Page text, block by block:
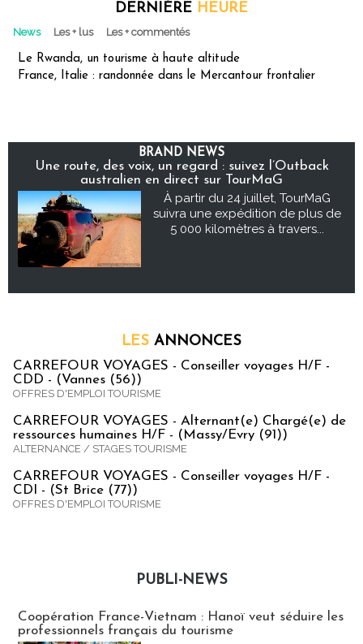
DERNIÈRE HEURE
News Les + lus Les + commentés
Le Rwanda, un tourisme à haute altitude
France, Italie : randonnée dans le Mercantour frontalier
BRAND NEWS
Une route, des voix, un regard : suivez l’Outback
australien en direct sur TourMaG
À partir du 24 juillet, TourMaG
suivra une expédition de plus de
5 000 kilomètres à travers...
LES ANNONCES
CARREFOUR VOYAGES - Conseiller voyages H/F -
CDD - (Vannes (56))
OFFRES D'EMPLOI TOURISME
CARREFOUR VOYAGES - Alternant(e) Chargé(e) de
ressources humaines H/F - (Massy/Evry (91))
ALTERNANCE / STAGES TOURISME
CARREFOUR VOYAGES - Conseiller voyages H/F -
CDI - (St Brice (77))
OFFRES D'EMPLOI TOURISME
PUBLI-NEWS
Coopération France-Vietnam : Hanoï veut séduire les
professionnels français du tourisme